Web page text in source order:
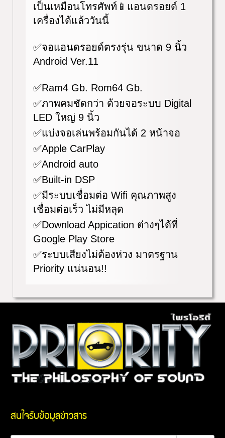
เป็นเหมือนโทรศัพท์📱แอนดรอยด์ 1
เครื่องได้แล้ววันนี้
✅จอแอนดรอยด์ตรงรุ่น ขนาด 9 นิ้ว
Android Ver.11
✅Ram4 Gb. Rom64 Gb.
✅ภาพคมชัดกว่า ด้วยจอระบบ Digital
LED ใหญ่ 9 นิ้ว
✅แบ่งจอเล่นพร้อมกันได้ 2 หน้าจอ
✅Apple CarPlay
✅Android auto
✅Built-in DSP
✅มีระบบเชื่อมต่อ Wifi คุณภาพสูง
เชื่อมต่อเร็ว ไม่มีหลุด
✅Download Appication ต่างๆได้ที่
Google Play Store
✅ระบบเสียงไม่ต้องห่วง มาตรฐาน
Priority แน่นอน!!
สนใจรับข้อมูลข่าวสาร